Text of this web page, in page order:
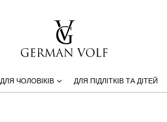
ДЛЯ ЧОЛОВІКІВ ДЛЯ ПІДЛІТКІВ ТА ДІТЕЙ